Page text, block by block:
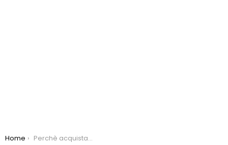
You are here:
Home Perchè acquistare uno sfigmomanometro